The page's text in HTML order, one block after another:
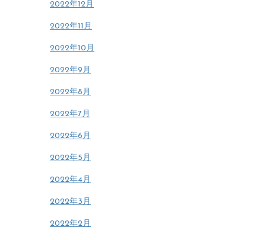
2022年12月
2022年11月
2022年10月
2022年9月
2022年8月
2022年7月
2022年6月
2022年5月
2022年4月
2022年3月
2022年2月